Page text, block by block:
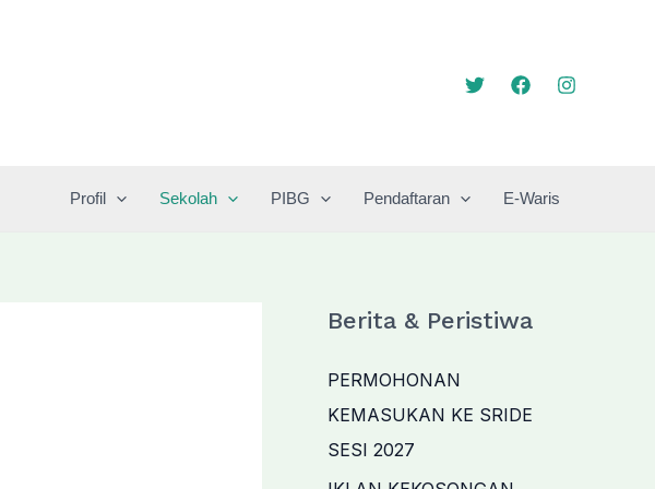
Profil Sekolah PIBG Pendaftaran E-Waris
Berita & Peristiwa
PERMOHONAN
KEMASUKAN KE SRIDE
SESI 2027